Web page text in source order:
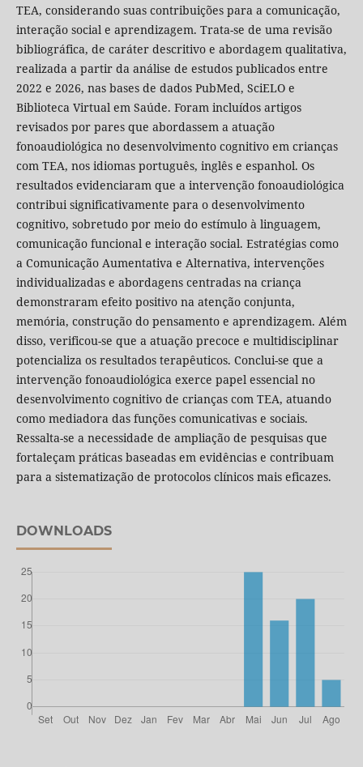
TEA, considerando suas contribuições para a comunicação,
interação social e aprendizagem. Trata-se de uma revisão
bibliográfica, de caráter descritivo e abordagem qualitativa,
realizada a partir da análise de estudos publicados entre
2022 e 2026, nas bases de dados PubMed, SciELO e
Biblioteca Virtual em Saúde. Foram incluídos artigos
revisados por pares que abordassem a atuação
fonoaudiológica no desenvolvimento cognitivo em crianças
com TEA, nos idiomas português, inglês e espanhol. Os
resultados evidenciaram que a intervenção fonoaudiológica
contribui significativamente para o desenvolvimento
cognitivo, sobretudo por meio do estímulo à linguagem,
comunicação funcional e interação social. Estratégias como
a Comunicação Aumentativa e Alternativa, intervenções
individualizadas e abordagens centradas na criança
demonstraram efeito positivo na atenção conjunta,
memória, construção do pensamento e aprendizagem. Além
disso, verificou-se que a atuação precoce e multidisciplinar
potencializa os resultados terapêuticos. Conclui-se que a
intervenção fonoaudiológica exerce papel essencial no
desenvolvimento cognitivo de crianças com TEA, atuando
como mediadora das funções comunicativas e sociais.
Ressalta-se a necessidade de ampliação de pesquisas que
fortaleçam práticas baseadas em evidências e contribuam
para a sistematização de protocolos clínicos mais eficazes.
DOWNLOADS